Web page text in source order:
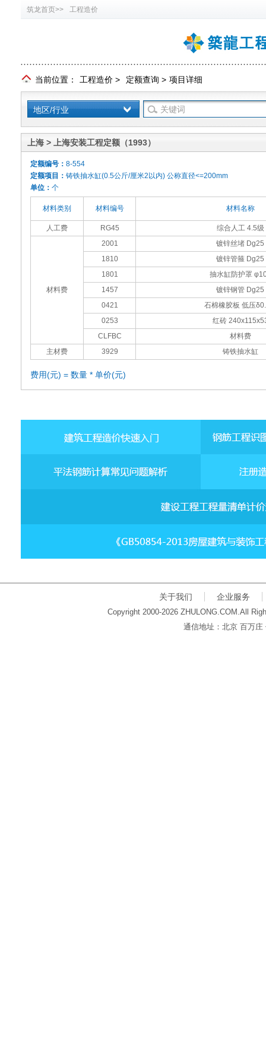
筑龙首页>> 工程造价
当前位置： 工程造价 > 定额查询 > 项目详细
地区/行业
上海 > 上海安装工程定额（1993）
定额编号： 8-554
定额项目： 铸铁抽水缸(0.5公斤/厘米2以内) 公称直径<=200mm
单位： 个
材料类别 材料编号 材料名称
人工费 RG45 综合人工 4.5级
材料费
2001
镀锌丝堵 Dg25
1810
镀锌管箍 Dg25
1801
抽水缸防护罩
1457
镀锌钢管 Dg25
0421
石棉橡胶板 低压
0253
红砖
CLFBC
材料费
主材费
3929 铸铁抽水缸
费用(元) = 数量 * 单价(元)
关于我们 企业服务
Copyright 2000-2026 ZHULONG.COM.All
通信地址：北京 百万